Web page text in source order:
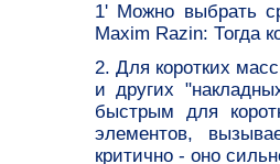
1' Можно выбрать
Maxim Razin: Тогда
2. Для коротких
и других
быстрым для
элементов,
критично - оно